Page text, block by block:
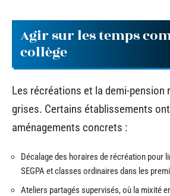
Agir sur les temps
collège
Les récréations et la demi-pension
grises. Certains établissements
aménagements concrets :
Décalage des horaires de récréation pour
SEGPA et classes ordinaires dans les
Ateliers partagés supervisés, où la mixité